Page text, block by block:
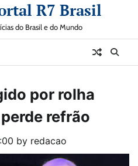
R7 Brasil
do Brasil e do Mundo
por rolha
refrão
by redacao